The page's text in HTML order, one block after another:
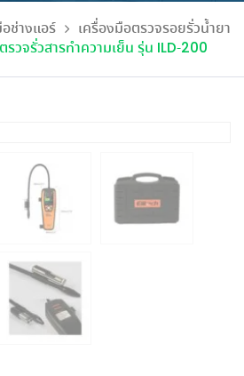
ช่างแอร์
เครื่องมือตรวจรอยรั่วน้ำยา
รวจรั่วสารทำความเย็น รุ่น ILD-200